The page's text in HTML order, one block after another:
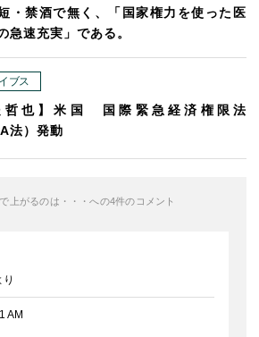
・禁酒で無く、「国家権力を使った医
急速充実」である。
ブス
哲也】米国 国際緊急経済権限法
法）発動
上がるのは・・・への4件のコメント
り
AM